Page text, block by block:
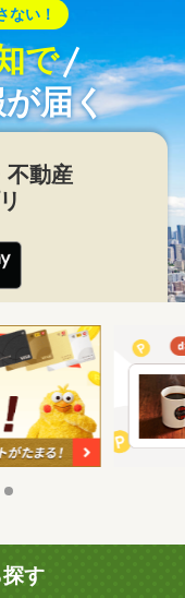
ない！
で
届く
不動産
す